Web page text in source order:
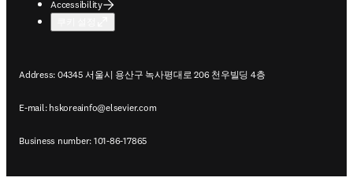
Accessibility
Address: 04345 서울시 용산구 녹사평대로 206 천우빌딩 4층
E-mail: hskoreainfo@elsevier.com
Business number: 101-86-17865